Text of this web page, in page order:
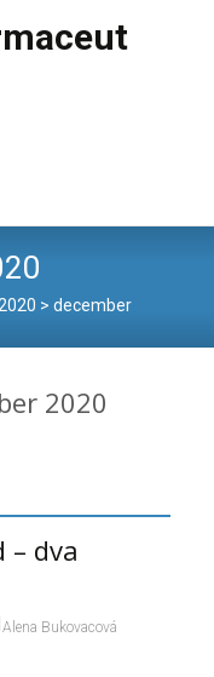
2020 > december
2020
– dva
Alena Bukovacová